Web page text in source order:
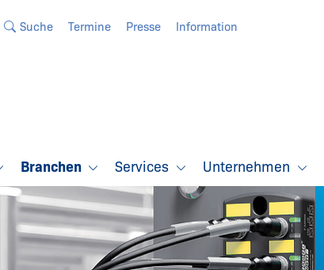
Suche Termine Presse Information
Branchen Services Unternehmen